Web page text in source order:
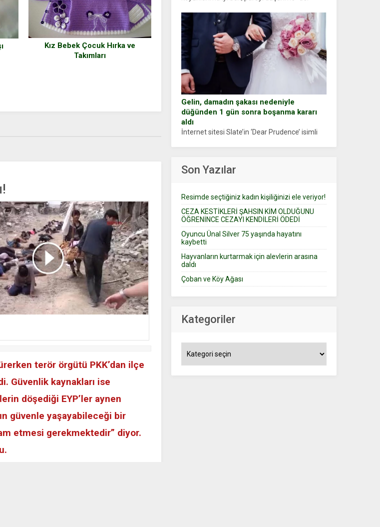
Gelin, damadın şakası nedeniyle
düğünden 1 gün sonra boşanma kararı
aldı
İnternet sitesi Slate’in ‘Dear Prudence’ isimli
Son Yazılar
Resimde seçtiğiniz kadın kişiliğinizi ele veriyor!
CEZA KESTİKLERİ ŞAHSIN KİM OLDUĞUNU
ÖĞRENİNCE CEZAYI KENDİLERİ ÖDEDİ
Oyuncu Ünal Silver 75 yaşında hayatını
kaybetti
Hayvanların kurtarmak için alevlerin arasına
daldı
Çoban ve Köy Ağası
Kategoriler
Kız Bebek Çocuk Hırka ve
Takımları
terör örgütü PKK’dan ilçe
Güvenlik kaynakları ise
döşediği EYP’ler aynen
güvenle yaşayabileceği bir
etmesi gerekmektedir” diyor.